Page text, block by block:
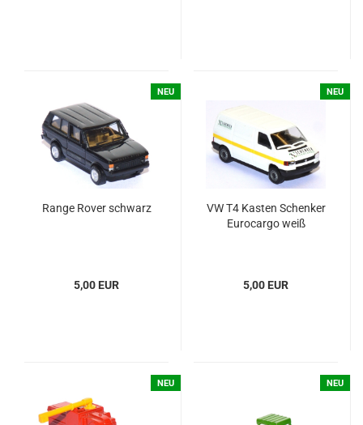
NEU
Range Rover schwarz
5,00 EUR
NEU
VW T4 Kas­ten Schen­ker
Eu­ro­car­go weiß
5,00 EUR
NEU NEU